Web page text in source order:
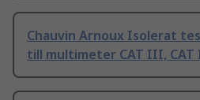
Chauvin Arnoux Isolerat
till multimeter CAT III, CAT